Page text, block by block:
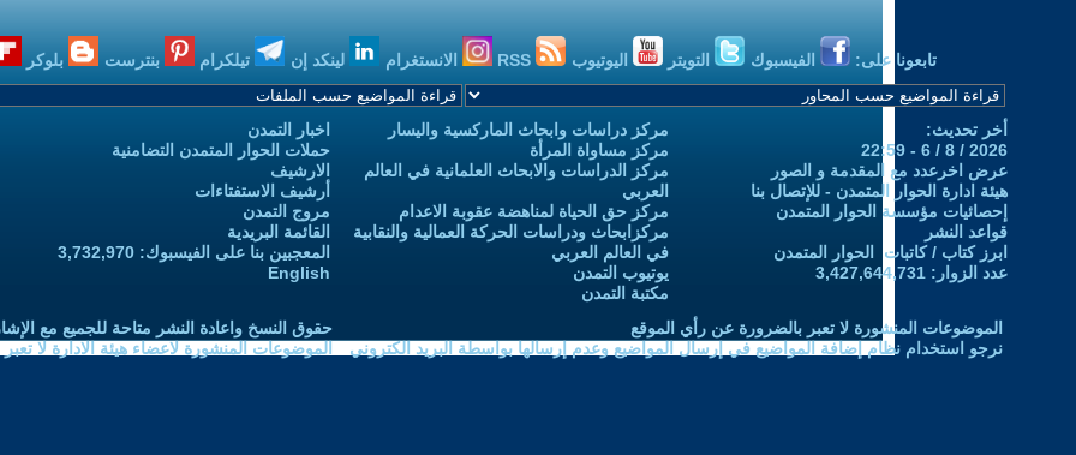
تابعونا على: الفيسبوك التويتر اليوتيوب الانستغرام لينكد إن تيلكرام بنترست بلوكر
أخر تحديث:
2026 / 8 / 6 - 22:59
عرض اخرعدد مع المقدمة و الصور
هيئة ادارة الحوار المتمدن - للإتصال بنا
إحصائيات مؤسسة الحوار المتمدن
قواعد النشر
ابرز كتاب / كاتبات الحوار المتمدن
عدد الزوار: 3,427,644,731
مركز دراسات وابحاث الماركسية واليسار
مركز مساواة المرأة
مركز الدراسات والابحاث العلمانية في العالم
العربي
مركز حق الحياة لمناهضة عقوبة الاعدام
مركزابحاث ودراسات الحركة العمالية والنقابية
في العالم العربي
يوتيوب التمدن
مكتبة التمدن
اخبار التمدن
حملات الحوار المتمدن التضامنية
الارشيف
أرشيف الاستفتاءات
مروج التمدن
القائمة البريدية
المعجبين بنا على الفيسبوك: 3,732,970
English
الموضوعات المنشورة لا تعبر بالضرورة عن رأي الموقع
نرجو استخدام نظام إضافة المواضيع في إرسال المواضيع وعدم إرسالها بواسطة البريد الكتروني
حقوق النسخ واعادة النشر متاحة للجميع مع
الموضوعات المنشورة لاعضاء هيئة الادارة لا